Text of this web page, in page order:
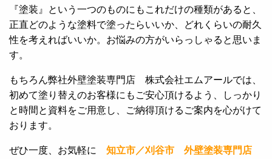
『塗装』という一つのものにもこれだけの種類があると、
正直どのような塗料で塗ったらいいか、どれくらいの耐久
性を考えればいいか。お悩みの方がいらっしゃると思いま
す。
もちろん弊社外壁塗装専門店 株式会社エムアールでは、
初めて塗り替えのお客様にもご安心頂けるよう、しっかり
と時間と資料をご用意し、ご納得頂けるご案内を心がけて
おります。
ぜひ一度、お気軽に 知立市／刈谷市 外壁塗装専門店